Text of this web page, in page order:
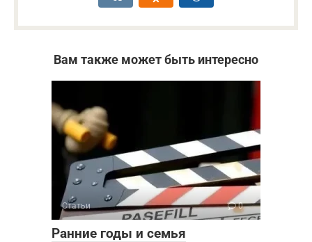
Вам также может быть интересно
Статьи 0
Ранние годы и семья